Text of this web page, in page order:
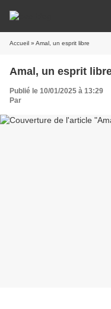
Accueil » Amal, un esprit libre
Amal, un esprit
Publié le 10/01/2025 à 13:29
Par